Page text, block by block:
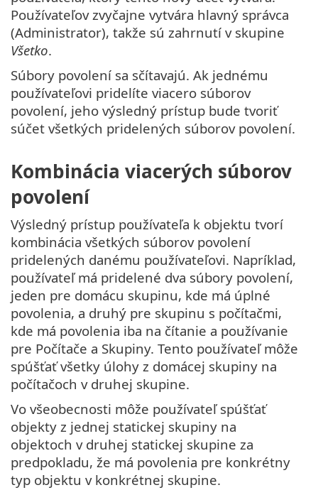
Používateľov zvyčajne vytvára hlavný správca
(Administrator), takže sú zahrnutí v skupine
Všetko.
Súbory povolení sa sčítavajú. Ak jednému
používateľovi pridelíte viacero súborov
povolení, jeho výsledný prístup bude tvoriť
súčet všetkých pridelených súborov povolení.
Kombinácia viacerých súborov
povolení
Výsledný prístup používateľa k objektu tvorí
kombinácia všetkých súborov povolení
pridelených danému používateľovi. Napríklad,
používateľ má pridelené dva súbory povolení,
jeden pre domácu skupinu, kde má úplné
povolenia, a druhý pre skupinu s počítačmi,
kde má povolenia iba na čítanie a používanie
pre Počítače a Skupiny. Tento používateľ môže
spúšťať všetky úlohy z domácej skupiny na
počítačoch v druhej skupine.
Vo všeobecnosti môže používateľ spúšťať
objekty z jednej statickej skupiny na
objektoch v druhej statickej skupine za
predpokladu, že má povolenia pre konkrétny
typ objektu v konkrétnej skupine.